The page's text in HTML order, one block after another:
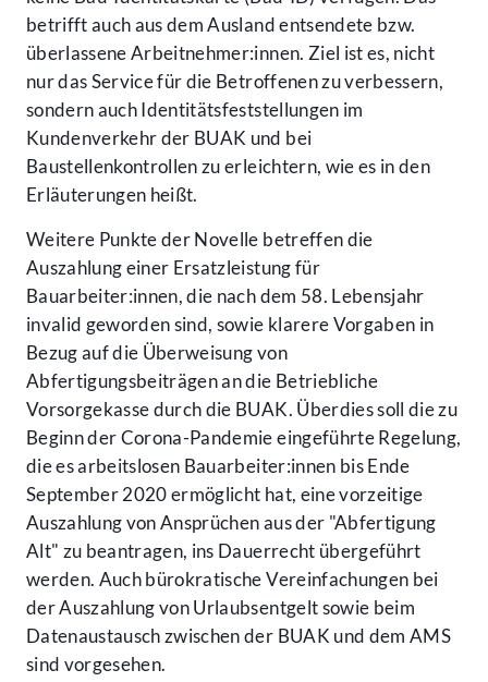
betrifft auch aus dem Ausland entsendete bzw.
überlassene Arbeitnehmer:innen. Ziel ist es, nicht
nur das Service für die Betroffenen zu verbessern,
sondern auch Identitätsfeststellungen im
Kundenverkehr der BUAK und bei
Baustellenkontrollen zu erleichtern, wie es in den
Erläuterungen heißt.
Weitere Punkte der Novelle betreffen die
Auszahlung einer Ersatzleistung für
Bauarbeiter:innen, die nach dem 58. Lebensjahr
invalid geworden sind, sowie klarere Vorgaben in
Bezug auf die Überweisung von
Abfertigungsbeiträgen an die Betriebliche
Vorsorgekasse durch die BUAK. Überdies soll die zu
Beginn der Corona-Pandemie eingeführte Regelung,
die es arbeitslosen Bauarbeiter:innen bis Ende
September 2020 ermöglicht hat, eine vorzeitige
Auszahlung von Ansprüchen aus der "Abfertigung
Alt" zu beantragen, ins Dauerrecht übergeführt
werden. Auch bürokratische Vereinfachungen bei
der Auszahlung von Urlaubsentgelt sowie beim
Datenaustausch zwischen der BUAK und dem AMS
sind vorgesehen.